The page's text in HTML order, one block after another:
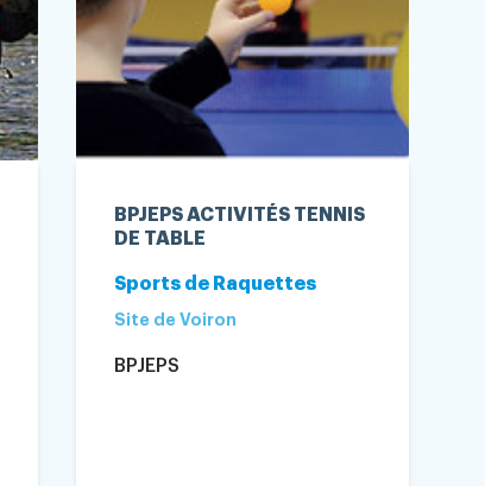
BPJEPS ACTIVITÉS TENNIS
DE TABLE
Sports de Raquettes
Site de Voiron
BPJEPS